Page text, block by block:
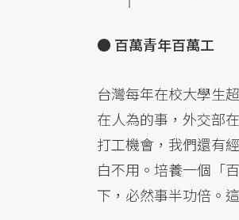
● 百萬青年百萬工
台灣每年在校大學生
在人為的事，外交部
打工機會，我們還有
白不用。培養一個「
下，必然事半功倍。